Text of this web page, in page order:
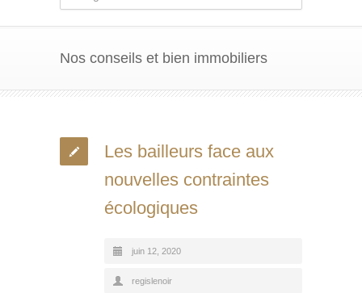
Nos conseils et bien immobiliers
Les bailleurs face aux
nouvelles contraintes
écologiques
juin 12, 2020
regislenoir